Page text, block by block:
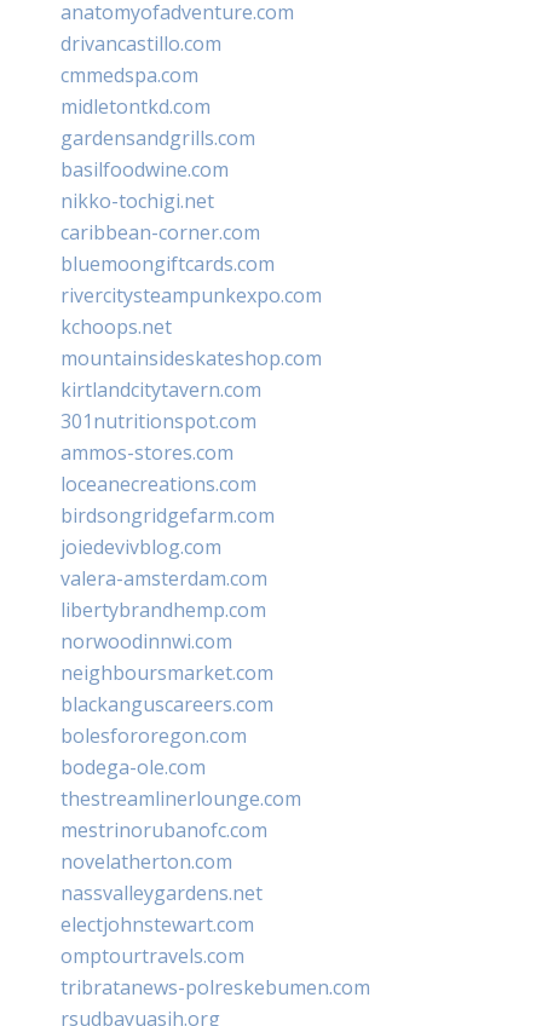
anatomyofadventure.com
drivancastillo.com
cmmedspa.com
midletontkd.com
gardensandgrills.com
basilfoodwine.com
nikko-tochigi.net
caribbean-corner.com
bluemoongiftcards.com
rivercitysteampunkexpo.com
kchoops.net
mountainsideskateshop.com
kirtlandcitytavern.com
301nutritionspot.com
ammos-stores.com
loceanecreations.com
birdsongridgefarm.com
joiedevivblog.com
valera-amsterdam.com
libertybrandhemp.com
norwoodinnwi.com
neighboursmarket.com
blackanguscareers.com
bolesfororegon.com
bodega-ole.com
thestreamlinerlounge.com
mestrinorubanofc.com
novelatherton.com
nassvalleygardens.net
electjohnstewart.com
omptourtravels.com
tribratanews-polreskebumen.com
rsudbayuasih.org